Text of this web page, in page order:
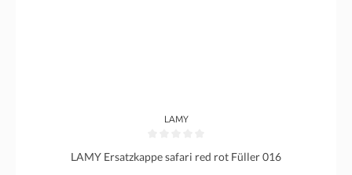
LAMY
LAMY Ersatzkappe safari red rot Füller 016